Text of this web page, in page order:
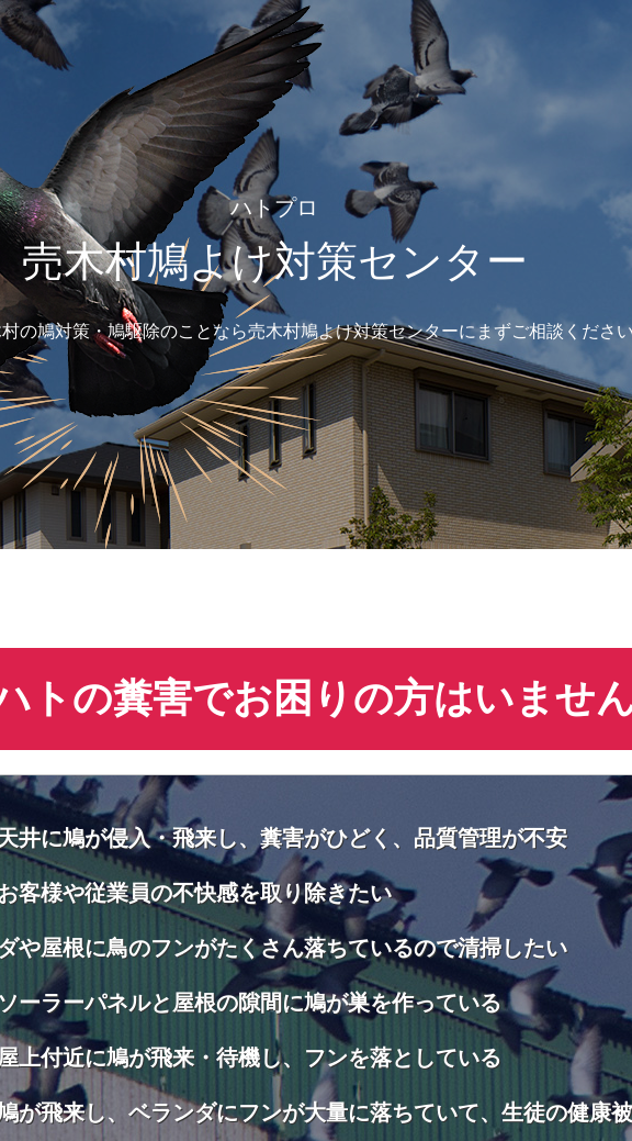
ハトプロ
売木村鳩よけ対策センター
の鳩対策・鳩駆除のことなら売木村鳩よけ対策センターにまずご相談くださ
トの糞害でお困りの方はいませ
井に鳩が侵入・飛来し、糞害がひどく、品質管理が不安
客様や従業員の不快感を取り除きたい
や屋根に鳥のフンがたくさん落ちているので清掃したい
ーラーパネルと屋根の隙間に鳩が巣を作っている
上付近に鳩が飛来・待機し、フンを落としている
が飛来し、ベランダにフンが大量に落ちていて、生徒の健康